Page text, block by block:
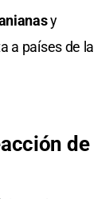
y
a países de la
de